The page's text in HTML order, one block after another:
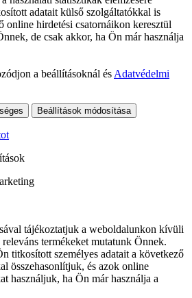
adatait külső szolgáltatókkal is
online hirdetési csatornáikon keresztül
de csak akkor, ha Ön már használja
a beállításoknál és Adatvédelmi
Beállítások módosítása
tájékoztatjuk a weboldalunkon kívüli
termékeket mutatunk Önnek.
titkosított személyes adatait a következő
összehasonlítjuk, és azok online
használjuk, ha Ön már használja a